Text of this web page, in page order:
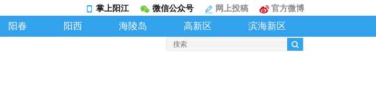
掌上阳江 微信公众号 网上投稿 官方微博
阳春 阳西 海陵岛 高新区 滨海新区